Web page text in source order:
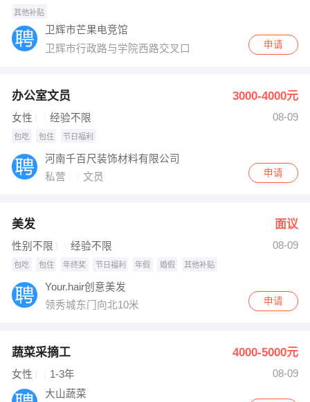
其他补贴
卫辉市芒果电竞馆
卫辉市行政路与学院西路交叉口
申请
办公室文员 3000-4000元
女性 经验不限 08-09
包吃 包住 节日福利
河南千百尺装饰材料有限公司
私营
文员 申请
美发 面议
性别不限 经验不限 08-09
包吃 包住 年终奖 节日福利 年假 婚假 其他补贴
Your.hair创意美发
领秀城东门向北10米
申请
蔬菜采摘工 4000-5000元
女性 1-3年
08-09
大山蔬菜